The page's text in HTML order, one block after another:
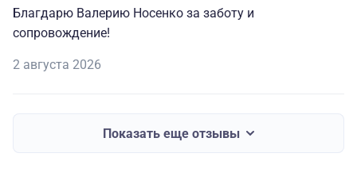
Благдарю Валерию Носенко за заботу и
сопровождение!
2 августа 2026
Показать еще отзывы